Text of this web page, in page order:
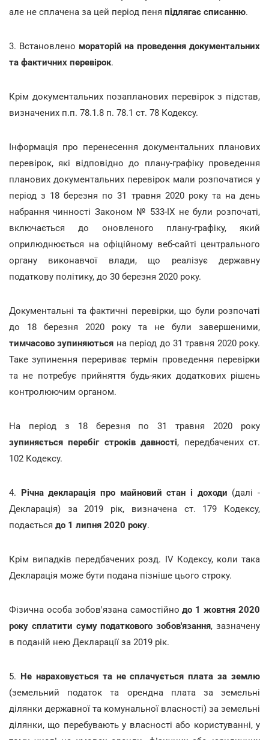
але не сплачена за цей період пеня підлягає списанню.
3. Встановлено мораторій на проведення документальних
та фактичних перевірок.
Крім документальних позапланових перевірок з підстав,
визначених п.п. 78.1.8 п. 78.1 ст. 78 Кодексу.
Інформація про перенесення документальних планових
перевірок, які відповідно до плану-графіку проведення
планових документальних перевірок мали розпочатися у
період з 18 березня по 31 травня 2020 року та на день
набрання чинності Законом № 533-IX не були розпочаті,
включається до оновленого плану-графіку, який
оприлюднюється на офіційному веб-сайті центрального
органу виконавчої влади, що реалізує державну
податкову політику, до 30 березня 2020 року.
Документальні та фактичні перевірки, що були розпочаті
до 18 березня 2020 року та не були завершеними,
тимчасово зупиняються на період до 31 травня 2020 року.
Таке зупинення перериває термін проведення перевірки
та не потребує прийняття будь-яких додаткових рішень
контролюючим органом.
На період з 18 березня по 31 травня 2020 року
зупиняється перебіг строків давності, передбачених ст.
102 Кодексу.
4. Річна декларація про майновий стан і доходи (далі -
Декларація) за 2019 рік, визначена ст. 179 Кодексу,
подається до 1 липня 2020 року.
Крім випадків передбачених розд. IV Кодексу, коли така
Декларація може бути подана пізніше цього строку.
Фізична особа зобов'язана самостійнодо 1 жовтня 2020
року сплатити суму податкового зобов'язання, зазначену
в поданій нею Декларації за 2019 рік.
5. Не нараховується та не сплачується плата за землю
(земельний податок та орендна плата за земельні
ділянки державної та комунальної власності) за земельні
ділянки, що перебувають у власності або користуванні, у